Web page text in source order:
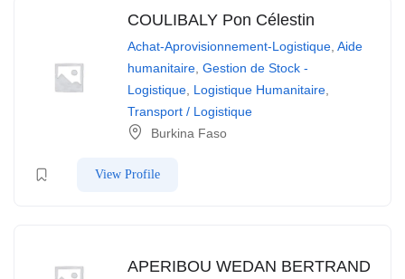
COULIBALY Pon Célestin
Achat-Aprovisionnement-Logistique, Aide
humanitaire, Gestion de Stock -
Logistique, Logistique Humanitaire,
Transport / Logistique
Burkina Faso
View Profile
APERIBOU WEDAN BERTRAND